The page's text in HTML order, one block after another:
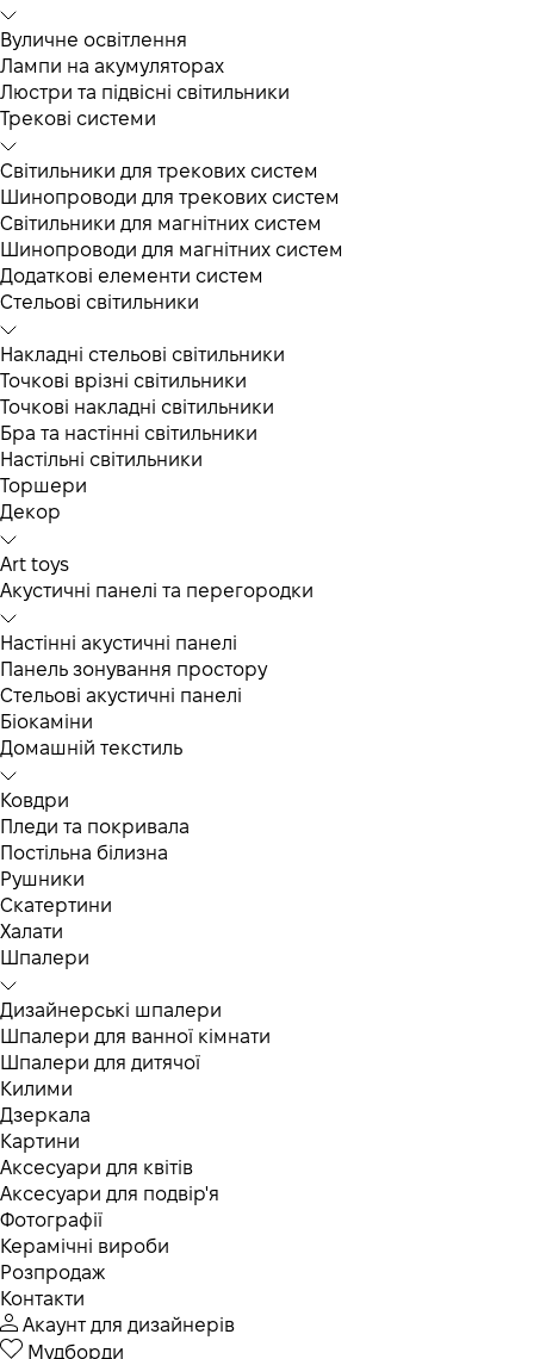
Вуличне освітлення
Лампи на акумуляторах
Люстри та підвісні світильники
Трекові системи
Світильники для трекових систем
Шинопроводи для трекових систем
Світильники для магнітних систем
Шинопроводи для магнітних систем
Додаткові елементи систем
Cтельові світильники
Накладні стельові світильники
Точкові врізні світильники
Точкові накладні світильники
Бра та настінні світильники
Настільні світильники
Торшери
Декор
Art toys
Акустичні панелі та перегородки
Настінні акустичні панелі
Панель зонування простору
Стельові акустичні панелі
Біокаміни
Домашній текстиль
Ковдри
Пледи та покривала
Постільна білизна
Рушники
Скатертини
Халати
Шпалери
Дизайнерські шпалери
Шпалери для ванної кімнати
Шпалери для дитячої
Килими
Дзеркала
Картини
Аксесуари для квітів
Аксесуари для подвір'я
Фотографії
Керамічні вироби
Розпродаж
Контакти
Акаунт для дизайнерів
Мудборди